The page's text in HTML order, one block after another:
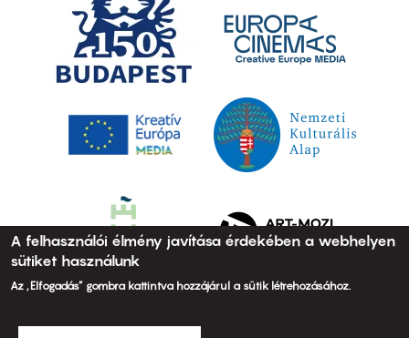
A felhasználói élmény javítása érdekében a webhelyen
sütiket használunk
Az „Elfogadás” gombra kattintva hozzájárul a sütik létrehozásához.